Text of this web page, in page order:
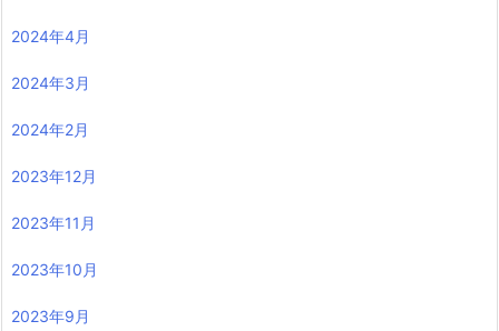
2024年4月
2024年3月
2024年2月
2023年12月
2023年11月
2023年10月
2023年9月